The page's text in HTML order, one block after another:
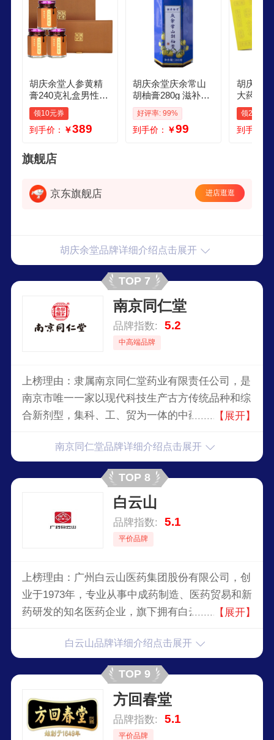
胡庆余堂人参黄精
膏240克礼盒男性滋
补膏营养品补品送
礼送长辈老人 门店
热销滋补送礼 240g
领10元券
到手价： ￥389
胡庆余堂庆余常山
胡柚膏280g 滋补膏
方即食冲饮茶泡水
柚子茶果茶罐装
好评率: 99%
到手价： ￥99
胡庆余
大药房
蚕枳椇
生滋补
g5盒
领200元
到手价：
旗舰店
京东旗舰店 进店逛逛
胡庆余堂品牌详细介绍点击展开
TOP 7
南京同仁堂
品牌指数: 5.2
中高端品牌
上榜理由：隶属南京同仁堂药业有限责任公司，是
南京市唯一一家以现代科技生产古方传统品种和综
合新剂型，集科、工、贸为一体的中药大型企业，
【展开】
南京同仁堂品牌详细介绍点击展开
TOP 8
白云山
品牌指数: 5.1
平价品牌
上榜理由：广州白云山医药集团股份有限公司，创
业于1973年，专业从事中成药制造、医药贸易和新
药研发的知名医药企业，旗下拥有白云山/王老吉/
【展开】
白云山品牌详细介绍点击展开
TOP 9
方回春堂
品牌指数: 5.1
平价品牌